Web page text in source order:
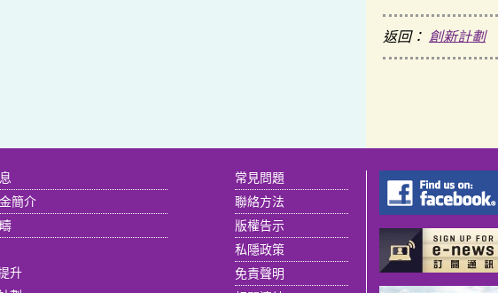
返回： 創新計劃
簡介
升
常見問題
聯絡方法
版權告示
私隱政策
免責聲明